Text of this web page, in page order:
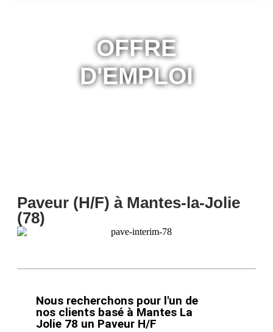
OFFRE
D'EMPLOI
Paveur (H/F) à Mantes-la-Jolie
(78)
Nous recherchons pour l'un de
nos clients basé à Mantes La
Jolie 78 un Paveur H/F